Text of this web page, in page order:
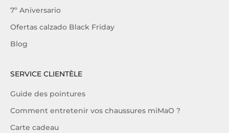
7º Aniversario
Ofertas calzado Black Friday
Blog
SERVICE CLIENTÈLE
Guide des pointures
Comment entretenir vos chaussures miMaO ?
Carte cadeau